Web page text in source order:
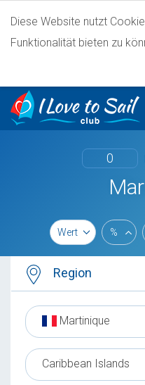
Diese Website nutzt
Funktionalität bieten zu
0
Wert %
Region
Martinique
Caribbean Islands